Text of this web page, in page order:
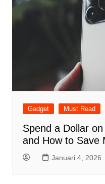
Gadget Must Read
Spend a Dollar
and How to Save
Januari 4, 2026